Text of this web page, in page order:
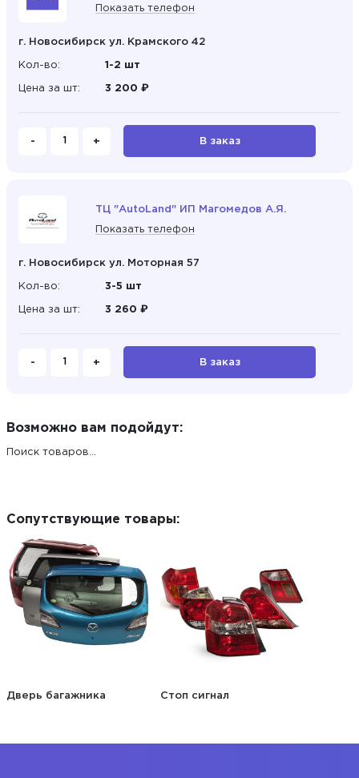
Показать телефон
г. Новосибирск ул. Крамского 42
Кол-во: 1-2 шт
Цена за шт: 3 200 ₽
- + В заказ
ТЦ "AutoLand" ИП Магомедов А.Я.
Показать телефон
г. Новосибирск ул. Моторная 57
Кол-во: 3-5 шт
Цена за шт: 3 260 ₽
- + В заказ
Возможно вам подойдут:
Поиск товаров...
Сопутствующие товары:
Дверь багажника Стоп сигнал